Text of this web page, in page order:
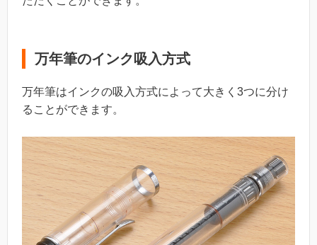
万年筆のインク吸入方式
万年筆はインクの吸入方式によって大きく3つに分け
ることができます。